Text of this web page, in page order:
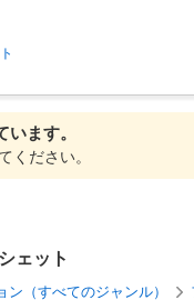
います。
ください。
ェット
ン（すべてのジャンル）